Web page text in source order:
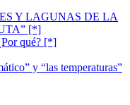
Y LAGUNAS DE LA
[*]
qué? [*]
y “las temperaturas”